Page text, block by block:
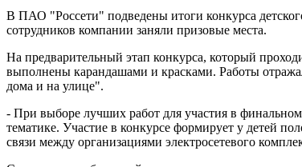
В ПАО "Россети" подведены итоги конкурса
сотрудников компании заняли призовые места.
На предварительный этап конкурса, который
выполнены карандашами и красками. Работы
дома и на улице".
- При выборе лучших работ для участия в
тематике. Участие в конкурсе формирует у детей
связи между организациями электросетевого